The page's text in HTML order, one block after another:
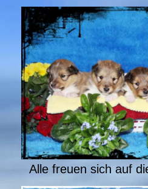
Alle freuen sich auf